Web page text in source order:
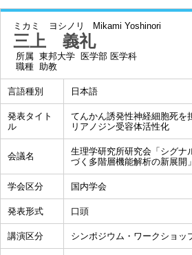
ミカミ ヨシノリ Mikami Yoshinori
三上 義礼
所属 東邦大学 医学部 医学科
職種 助教
言語種別 日本語
発表タイト
ル
てんかん誘発性神経細胞死を
リアノジン受容体活性化
会議名
生理学研究所研究会「シグナ
づく多階層機能解析の新展開」
学会区分 国内学会
発表形式 口頭
講演区分 シンポジウム・ワークショッ